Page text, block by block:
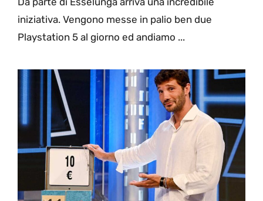
iniziativa. Vengono messe in palio ben due
Playstation 5 al giorno ed andiamo ...